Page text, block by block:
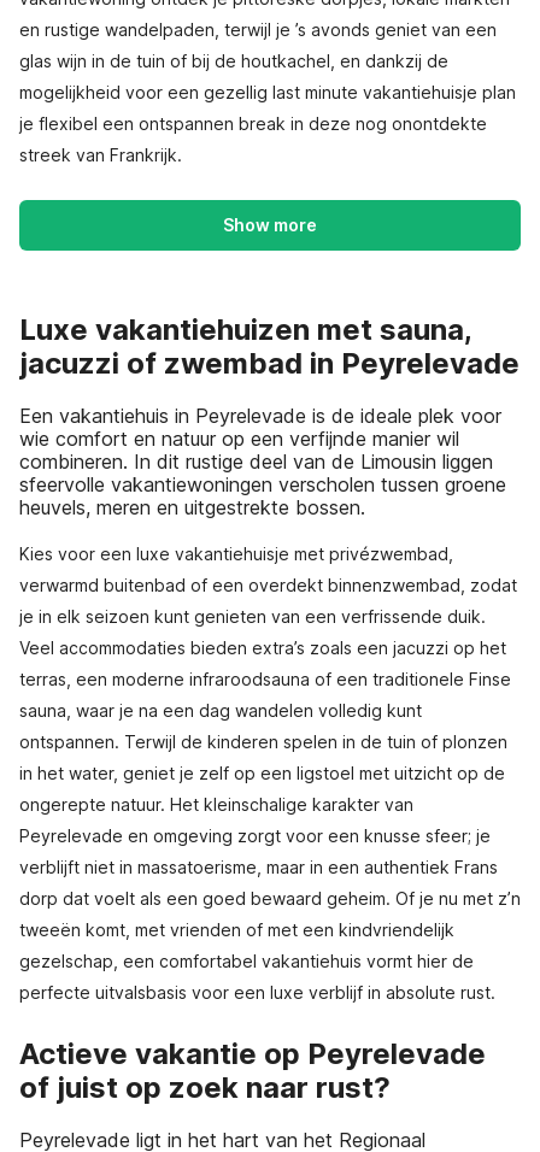
en rustige wandelpaden, terwijl je ’s avonds geniet van een
glas wijn in de tuin of bij de houtkachel, en dankzij de
mogelijkheid voor een gezellig last minute vakantiehuisje plan
je flexibel een ontspannen break in deze nog onontdekte
streek van Frankrijk.
Show more
Luxe vakantiehuizen met sauna,
jacuzzi of zwembad in Peyrelevade
Een vakantiehuis in Peyrelevade is de ideale plek voor
wie comfort en natuur op een verfijnde manier wil
combineren. In dit rustige deel van de Limousin liggen
sfeervolle vakantiewoningen verscholen tussen groene
heuvels, meren en uitgestrekte bossen.
Kies voor een luxe vakantiehuisje met privézwembad,
verwarmd buitenbad of een overdekt binnenzwembad, zodat
je in elk seizoen kunt genieten van een verfrissende duik.
Veel accommodaties bieden extra’s zoals een jacuzzi op het
terras, een moderne infraroodsauna of een traditionele Finse
sauna, waar je na een dag wandelen volledig kunt
ontspannen. Terwijl de kinderen spelen in de tuin of plonzen
in het water, geniet je zelf op een ligstoel met uitzicht op de
ongerepte natuur. Het kleinschalige karakter van
Peyrelevade en omgeving zorgt voor een knusse sfeer; je
verblijft niet in massatoerisme, maar in een authentiek Frans
dorp dat voelt als een goed bewaard geheim. Of je nu met z’n
tweeën komt, met vrienden of met een kindvriendelijk
gezelschap, een comfortabel vakantiehuis vormt hier de
perfecte uitvalsbasis voor een luxe verblijf in absolute rust.
Actieve vakantie op Peyrelevade
of juist op zoek naar rust?
Peyrelevade ligt in het hart van het Regionaal